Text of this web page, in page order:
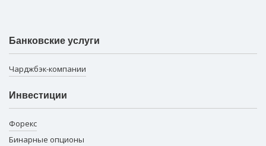
Банковские услуги
Чарджбэк-компании
Инвестиции
Форекс
Бинарные опционы